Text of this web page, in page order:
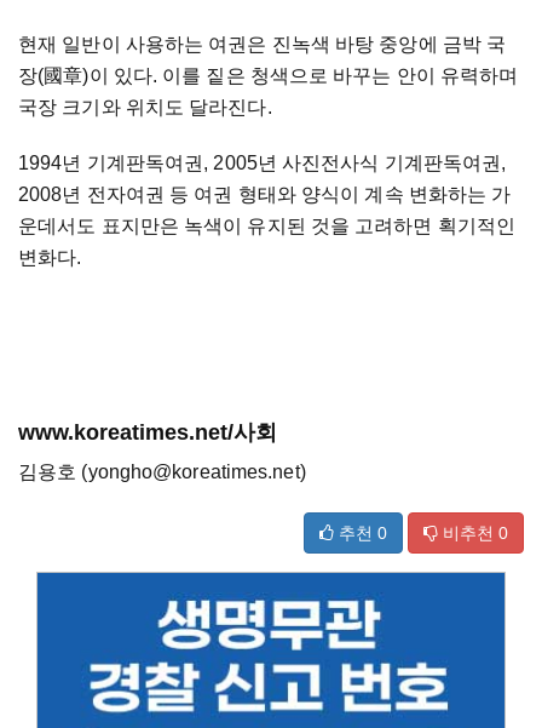
현재 일반이 사용하는 여권은 진녹색 바탕 중앙에 금박 국
장(國章)이 있다. 이를 짙은 청색으로 바꾸는 안이 유력하며
국장 크기와 위치도 달라진다.
1994년 기계판독여권, 2005년 사진전사식 기계판독여권,
2008년 전자여권 등 여권 형태와 양식이 계속 변화하는 가
운데서도 표지만은 녹색이 유지된 것을 고려하면 획기적인
변화다.
www.koreatimes.net/사회
김용호 (yongho@koreatimes.net)
추천 0 비추천 0